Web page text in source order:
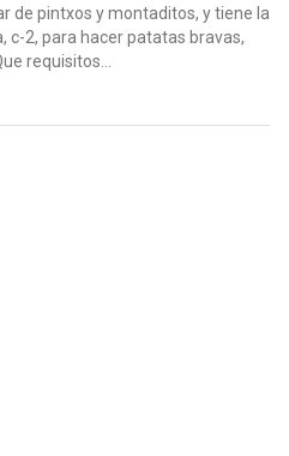
de pintxos y montaditos, y tiene la
c-2, para hacer patatas bravas,
requisitos...